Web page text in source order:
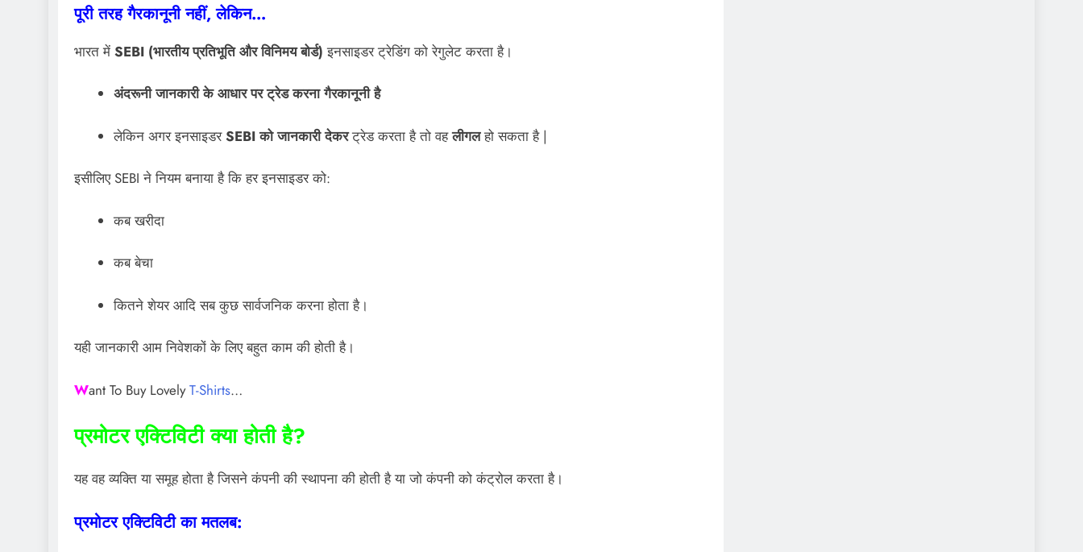
पूरी तरह गैरकानूनी नहीं, लेकिन…
भारत में SEBI (भारतीय प्रतिभूति और विनिमय बोर्ड) इनसाइडर ट्रेडिंग को रेगुलेट करता है।
अंदरूनी जानकारी के आधार पर ट्रेड करना गैरकानूनी है
लेकिन अगर इनसाइडरSEBI को जानकारी देकरट्रेड करता है तो वहलीगलहो सकता है |
इसीलिए SEBI ने नियम बनाया है कि हर इनसाइडर को:
कब खरीदा
कब बेचा
कितने शेयर आदि सब कुछ सार्वजनिक करना होता है।
यही जानकारी आम निवेशकों के लिए बहुत काम की होती है।
Want To Buy LovelyT-Shirts…
प्रमोटर एक्टिविटी क्या होती है?
यह वह व्यक्ति या समूह होता है जिसने कंपनी की स्थापना की होती है या जो कंपनी को कंट्रोल करता है।
प्रमोटर एक्टिविटी का मतलब: